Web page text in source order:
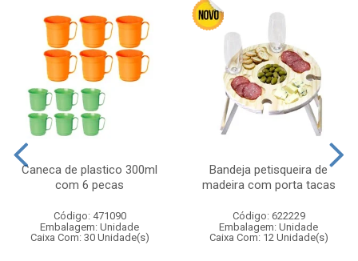
Caneca de plastico 300ml
com 6 pecas
Código: 471090
Embalagem: Unidade
Caixa Com: 30 Unidade(s)
Bandeja petisqueira de
madeira com porta tacas
Código: 622229
Embalagem: Unidade
Caixa Com: 12 Unidade(s)